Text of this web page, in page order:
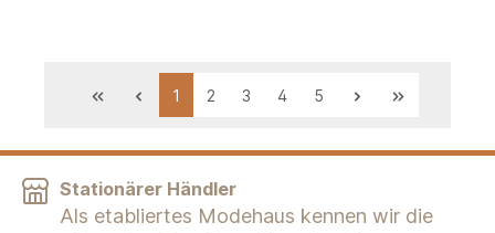
1 2 3 4 5
Stationärer Händler
Als etabliertes Modehaus kennen wir die